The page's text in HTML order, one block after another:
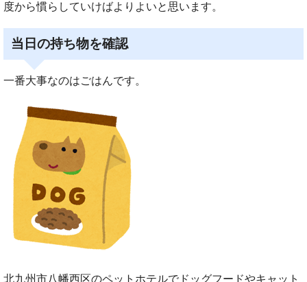
度から慣らしていけばよりよいと思います。
当日の持ち物を確認
一番大事なのはごはんです。
北九州市八幡西区のペットホテルでドッグフードやキャット